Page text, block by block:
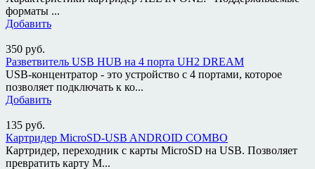
форматы ...
Добавить
350 руб.
Разветвитель USB HUB на 4 порта UH2 DREAM
USB-концентратор - это устройство с 4 портами, которое
позволяет подключать к ко...
Добавить
135 руб.
Картридер MicroSD-USB ANDROID COMBO
Картридер, переходник с карты MicroSD на USB. Позволяет
превратить карту M...